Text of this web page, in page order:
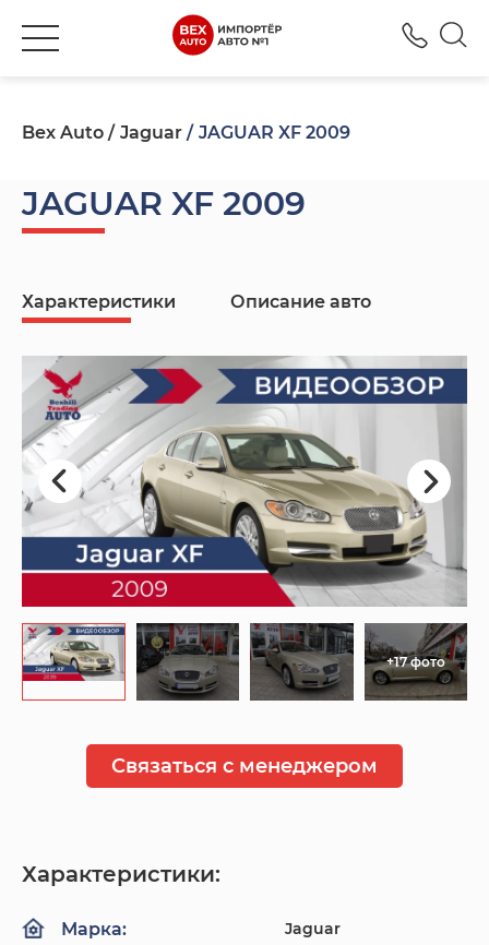
Bex Auto Jaguar JAGUAR XF 2009
JAGUAR XF 2009
Характеристики Описание авто
+17 фото
Связаться с менеджером
Характеристики:
Марка: Jaguar